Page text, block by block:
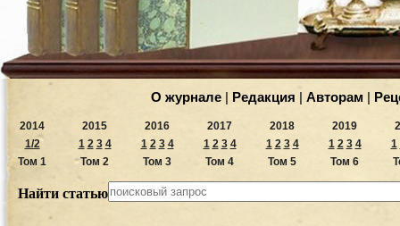
О журнале | Редакция | Авторам |
2014
1/2
Том 1
2015
1 2 3 4
Том 2
2016
1 2 3 4
Том 3
2017
1 2 3 4
Том 4
2018
1 2 3 4
Том 5
2019
1 2 3 4
Том 6
1
Найти статью